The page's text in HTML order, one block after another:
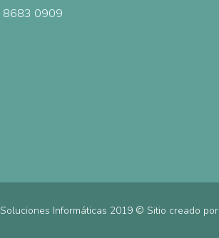
8683 0909
Informáticas 2019 © Sitio creado por